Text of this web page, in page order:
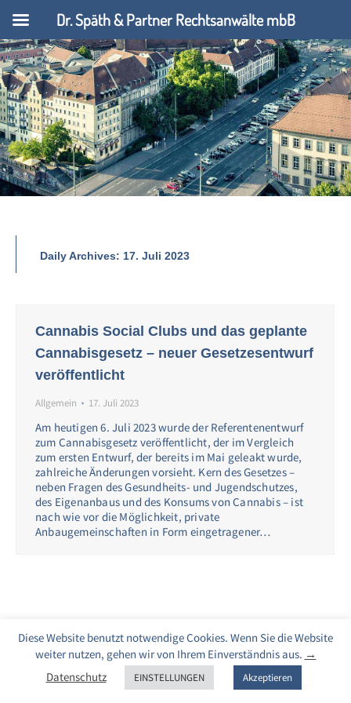
Daily Archives: 17. Juli 2023
Cannabis Social Clubs und das geplante
Cannabisgesetz – neuer Gesetzesentwurf
veröffentlicht
Allgemein 17. Juli 2023
Am heutigen 6. Juli 2023 wurde der Referentenentwurf
zum Cannabisgesetz veröffentlicht, der im Vergleich
zum ersten Entwurf, der bereits im Mai geleakt wurde,
zahlreiche Änderungen vorsieht. Kern des Gesetzes –
neben Fragen des Gesundheits- und Jugendschutzes,
des Eigenanbaus und des Konsums von Cannabis – ist
nach wie vor die Möglichkeit, private
Anbaugemeinschaften in Form eingetragener…
Diese Website benutzt notwendige Cookies. Wenn Sie die Website
weiter nutzen, gehen wir von Ihrem Einverständnis aus. →
Datenschutz
EINSTELLUNGEN Akzeptieren
Dr. Späth & Partner Rechtsanwälte mbB